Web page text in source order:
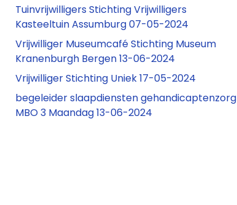
Tuinvrijwilligers Stichting Vrijwilligers
Kasteeltuin Assumburg 07-05-2024
Vrijwilliger Museumcafé Stichting Museum
Kranenburgh Bergen 13-06-2024
Vrijwilliger Stichting Uniek 17-05-2024
begeleider slaapdiensten gehandicaptenzorg
MBO 3 Maandag 13-06-2024